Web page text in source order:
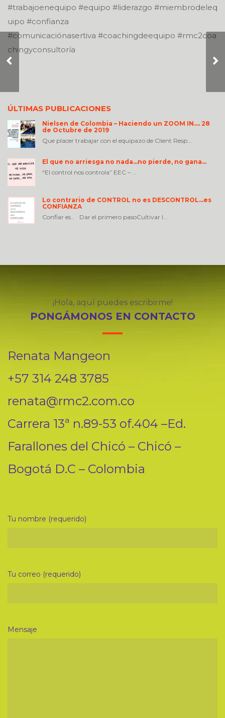
#trabajoenequipo #equipo #liderazgo #miembrodeleq
uipo #confianza
#comunicaciónasertiva #coachingdeequipo #rmc2coa
chingyconsultoría
ÚLTIMAS PUBLICACIONES
Nielsen de Colombia – Haciendo un ZOOM IN…. 28
de Octubre de 2019
Que placer trabajar con el equipazo de Client Resp...
El que no arriesga no nada…no pierde, no gana…
“El control nos controla” EEC – ...
Lo contrario de CONTROL no es DESCONTROL…es
CONFIANZA
Confiar es… Dar el primero pasoCultivar l...
Hey, cómo le haces
¡Hola, aquí puedes escribirme!
PONGÁMONOS EN CONTACTO
Renata Mangeon
+57 314 248 3785
renata@rmc2.com.co
Carrera 13ª n.89-53 of.404 –Ed.
Farallones del Chicó – Chicó –
Bogotá D.C – Colombia
Tu nombre (requerido)
Tu correo (requerido)
Mensaje